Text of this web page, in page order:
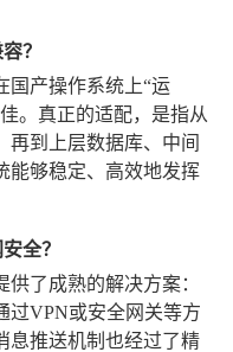
？
国产操作系统上“运
。真正的适配，是指从
再到上层数据库、中间
能够稳定、高效地发挥
全？
了成熟的解决方案：
过VPN或安全网关等方
息推送机制也经过了精